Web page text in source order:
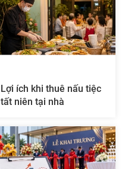
Lợi ích khi thuê nấu tiệc
tất niên tại nhà